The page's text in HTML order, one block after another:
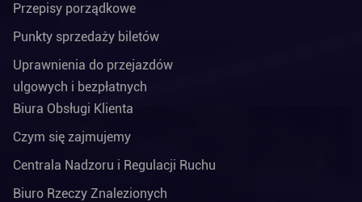
Przepisy porządkowe
Punkty sprzedaży biletów
Uprawnienia do przejazdów
ulgowych i bezpłatnych
Biura Obsługi Klienta
Czym się zajmujemy
Centrala Nadzoru i Regulacji Ruchu
Biuro Rzeczy Znalezionych